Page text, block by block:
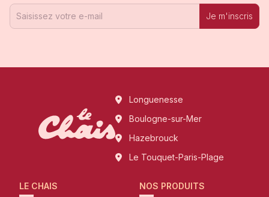
Je m'inscris
Longuenesse
Boulogne-sur-Mer
Hazebrouck
Le Touquet-Paris-Plage
LE CHAIS NOS PRODUITS